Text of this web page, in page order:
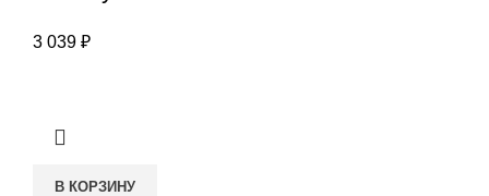
3 039 ₽
В КОРЗИНУ